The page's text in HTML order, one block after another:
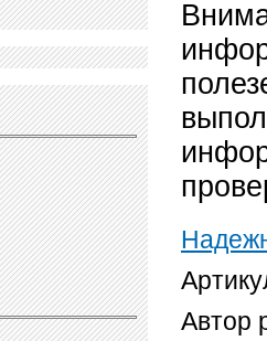
Автор